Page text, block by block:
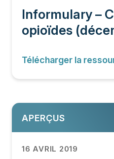
Informulary –
opioïdes
Télécharger la
APERÇUS
16 AVRIL 2019